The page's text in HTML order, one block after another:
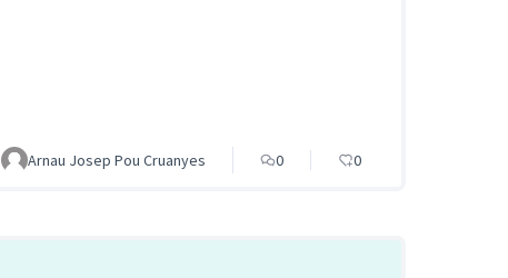
Arnau Josep Pou Cruanyes 0 0